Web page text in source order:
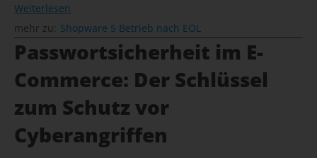
Weiterlesen
mehr zu: Shopware 5 Betrieb nach EOL
Passwortsicherheit im E-
Commerce: Der Schlüssel
zum Schutz vor
Cyberangriffen